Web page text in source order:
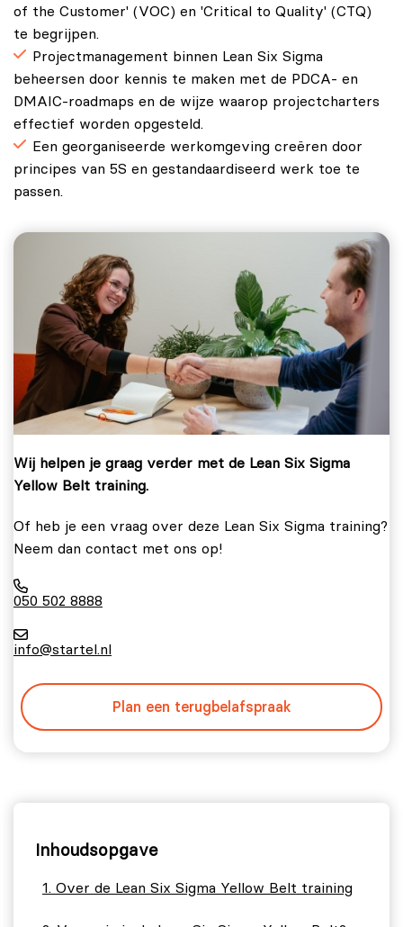
of the Customer' (VOC) en 'Critical to Quality' (CTQ)
te begrijpen.
Projectmanagement binnen Lean Six Sigma
beheersen door kennis te maken met de PDCA- en
DMAIC-roadmaps en de wijze waarop projectcharters
effectief worden opgesteld.
Een georganiseerde werkomgeving creëren door
principes van 5S en gestandaardiseerd werk toe te
passen.
Wij helpen je graag verder met de Lean Six Sigma
Yellow Belt training.
Of heb je een vraag over deze Lean Six Sigma training?
Neem dan contact met ons op!
050 502 8888
info@startel.nl
Plan een terugbelafspraak
Inhoudsopgave
Over de Lean Six Sigma Yellow Belt training